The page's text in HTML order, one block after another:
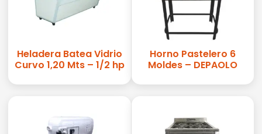
Heladera Batea Vidrio
Curvo 1,20 Mts – 1/2 hp
Horno Pastelero 6
Moldes – DEPAOLO